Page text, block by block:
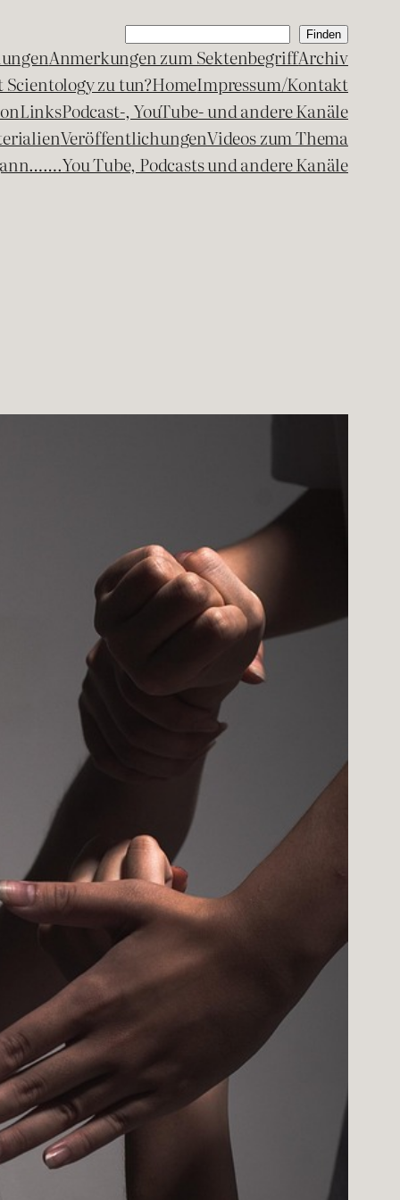
Suchen Finden
Anmerkungen zum SektenbegriffArchiv
zu tun?HomeImpressum/Kontakt
LinksPodcast-, YouTube- und andere Kanäle
VeröffentlichungenVideos zum Thema
You Tube, Podcasts und andere Kanäle